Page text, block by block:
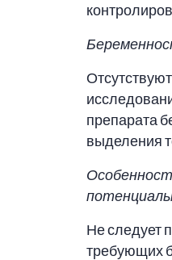
препарата
выделения
Не следует
требующих